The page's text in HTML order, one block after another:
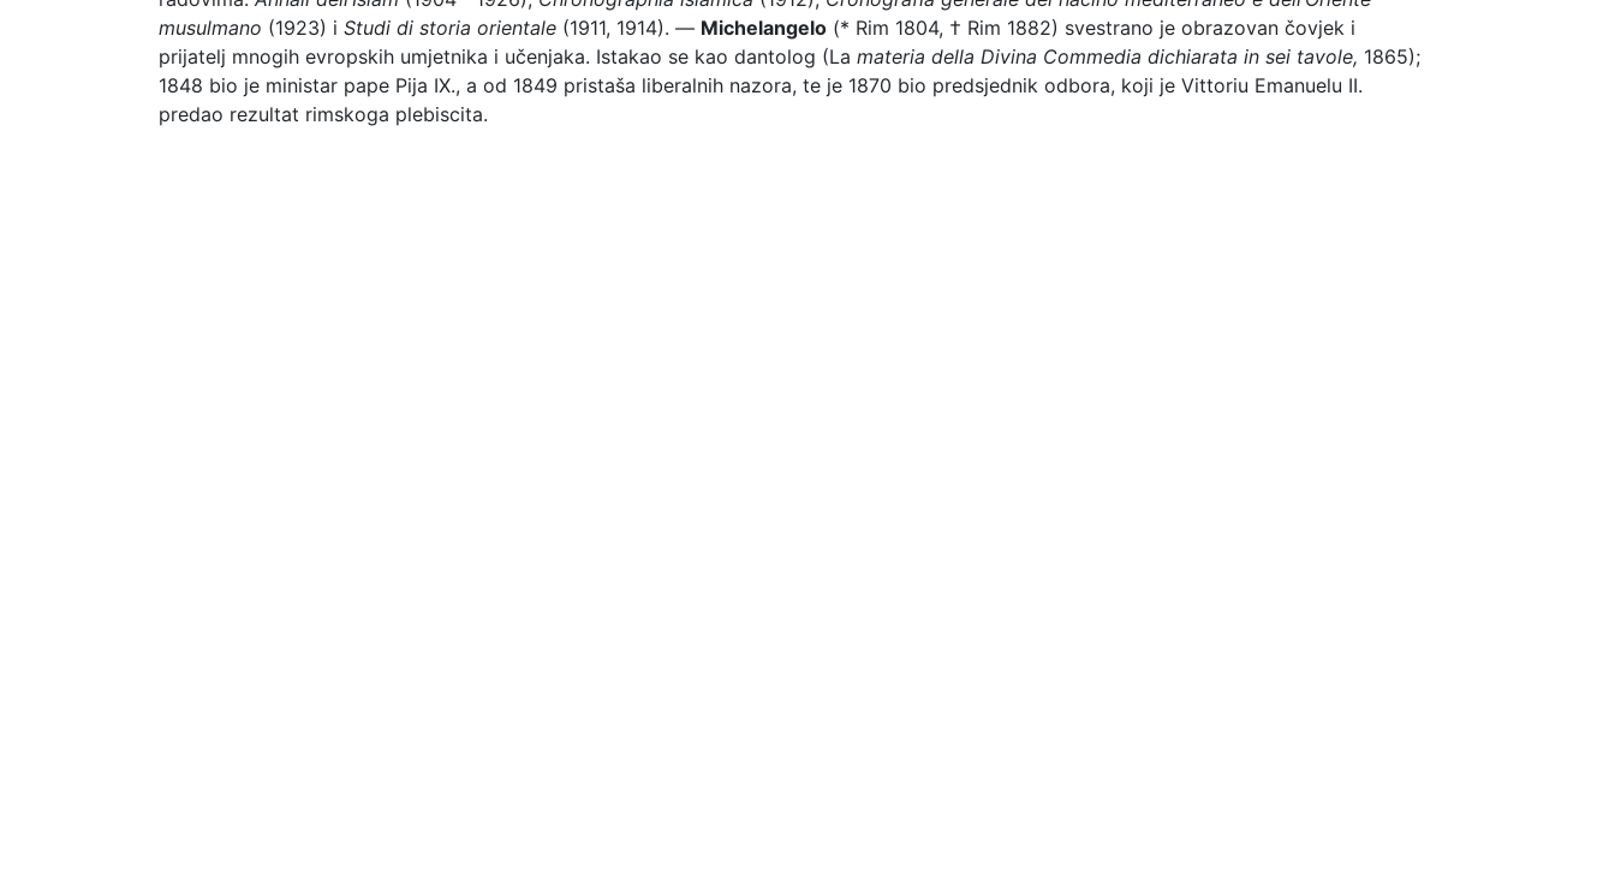
musulmano (1923) i Studi di storia orientale (1911, 1914). — Michelangelo (* Rim 1804, † Rim 1882) svestrano je obrazovan čovjek i
prijatelj mnogih evropskih umjetnika i učenjaka. Istakao se kao dantolog (La materia della Divina Commedia dichiarata in sei tavole, 1865);
1848 bio je ministar pape Pija IX., a od 1849 pristaša liberalnih nazora, te je 1870 bio predsjednik odbora, koji je Vittoriu Emanuelu II.
predao rezultat rimskoga plebiscita.